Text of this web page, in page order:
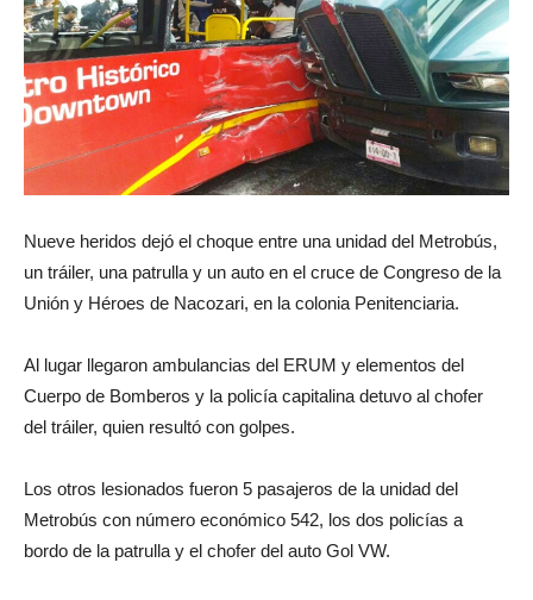
Nueve heridos dejó el choque entre una unidad del Metrobús,
un tráiler, una patrulla y un auto en el cruce de Congreso de la
Unión y Héroes de Nacozari, en la colonia Penitenciaria.
Al lugar llegaron ambulancias del ERUM y elementos del
Cuerpo de Bomberos y la policía capitalina detuvo al chofer
del tráiler, quien resultó con golpes.
Los otros lesionados fueron 5 pasajeros de la unidad del
Metrobús con número económico 542, los dos policías a
bordo de la patrulla y el chofer del auto Gol VW.